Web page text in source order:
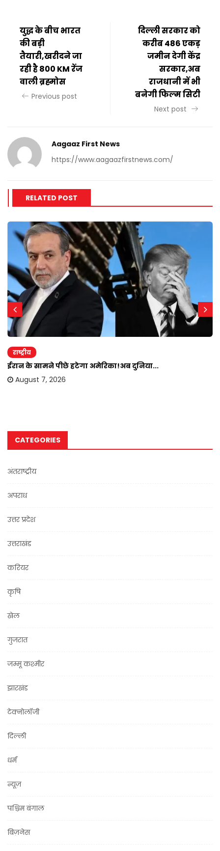
युद्ध के बीच भारत
की बड़ी
तैयारी,खरीदने जा
रही है 800 KM रेंज
वाली ब्रह्मोस
Previous post
दिल्ली सरकार को
करीब 486 एकड़
जमीन देगी केंद्र
सरकार,अब
राजधानी में भी
बनेगी फिल्म सिटी
Next post
Aagaaz First News
https://www.aagaazfirstnews.com/
RELATED POST
राष्ट्रीय
ईरान के सामने पीछे हटेगा अमेरिका!अब दुनिया...
August 7, 2026
CATEGORIES
अंतराष्ट्रीय
अपराध
उत्तर प्रदेश
उत्तराखंड
करियर
कृषि
खेल
गुजरात
जम्मू कश्मीर
झारखंड
टेक्नोलॉजी
दिल्ली
धर्म
न्यूज़
पश्चिम बंगाल
बिज़नेस